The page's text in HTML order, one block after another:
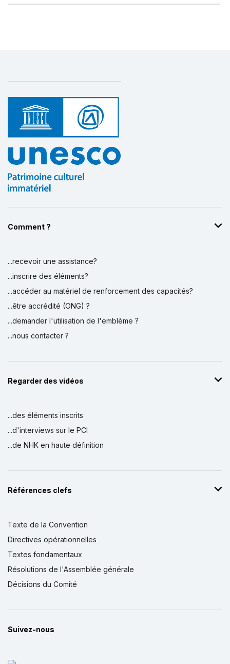
Comment ?
...recevoir une assistance?
...inscrire des éléments?
...accéder au matériel de renforcement des capacités?
...être accrédité (ONG) ?
...demander l'utilisation de l'emblème ?
...nous contacter ?
Regarder des vidéos
...des éléments inscrits
...d'interviews sur le PCI
...de NHK en haute définition
Références clefs
Texte de la Convention
Directives opérationnelles
Textes fondamentaux
Résolutions de l'Assemblée générale
Décisions du Comité
Suivez-nous